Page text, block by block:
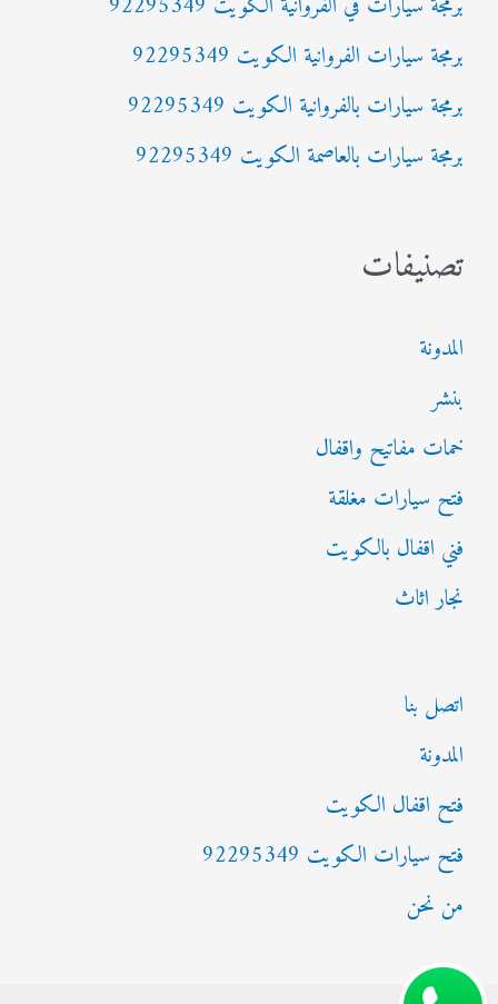
ن
:برمجة سيارات الفروانية الكويت 92295349
برمجة سيارات بالفروانية الكويت 92295349
برمجة سيارات بالعاصمة الكويت 92295349
تصنيفات
المدونة
بنشر
خمات مفاتيح واقفال
فتح سيارات مغلقة
فني اقفال بالكويت
نجار اثاث
اتصل بنا
المدونة
فتح اقفال الكويت
فتح سيارات الكويت 92295349
من نحن